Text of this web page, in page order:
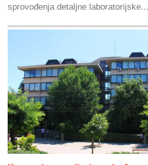
sprovođenja detaljne laboratorijske...